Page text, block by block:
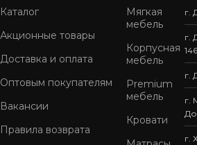
Каталог
Акционные товары
Доставка и оплата
Оптовым покупателям
Вакансии
Правила возврата
Мягкая
мебель
Корпусная
мебель
Premium
мебель
Кровати
г.
г.
г.
г.
г.